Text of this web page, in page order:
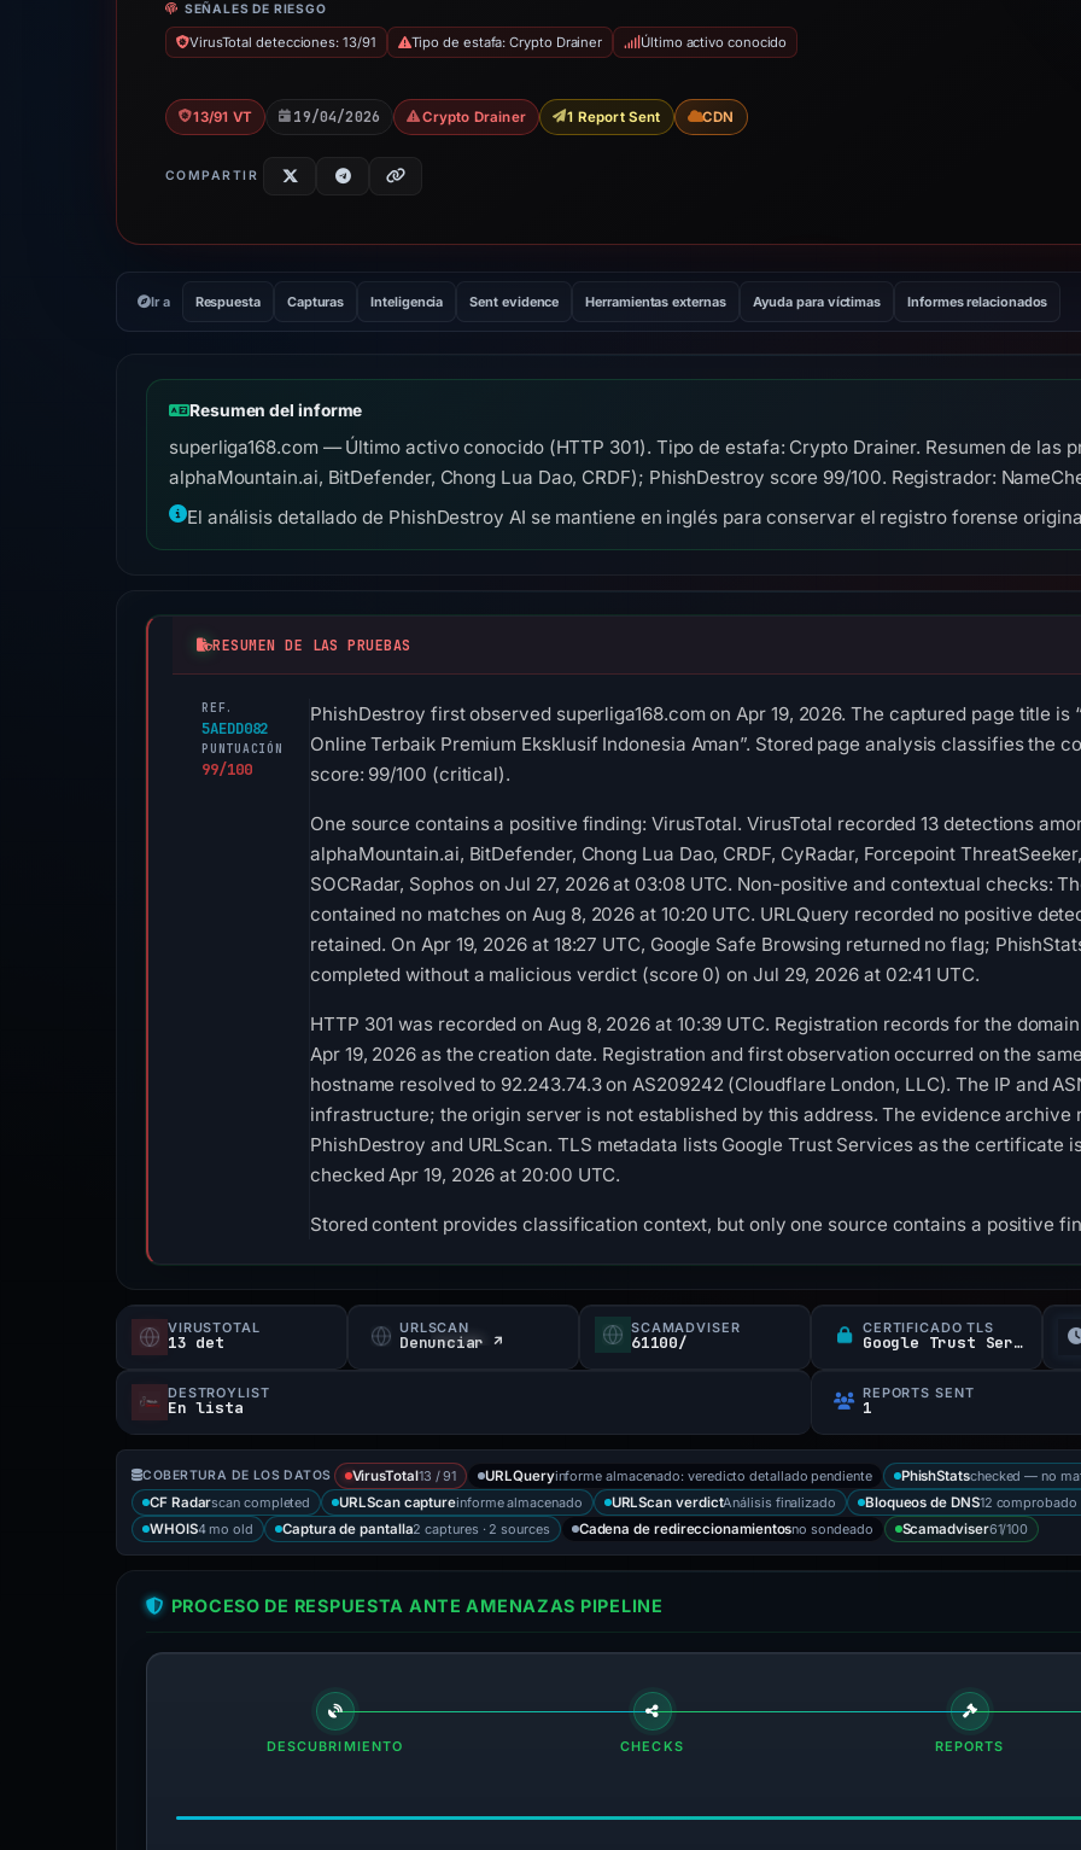
SEÑALES DE RIESGO
VirusTotal detecciones: 13/91 Tipo de estafa: Crypto Drainer Último activo conocido
13/91 VT 19/04/2026 Crypto Drainer 1 Report Sent CDN
COMPARTIR
Ir a Respuesta Capturas Inteligencia Sent evidence Herramientas externas Ayuda para víctimas Informes relacionados
Resumen del informe
superliga168.com — Último activo conocido (HTTP 301). Tipo de estafa: Crypto Drainer. Resumen de las
alphaMountain.ai, BitDefender, Chong Lua Dao, CRDF); PhishDestroy score 99/100. Registrador:
El análisis detallado de PhishDestroy AI se mantiene en inglés para conservar el registro forense
RESUMEN DE LAS PRUEBAS
REF.
5AEDD082
PUNTUACIÓN
99/100
PhishDestroy first observed superliga168.com on Apr 19, 2026. The captured page title is
Online Terbaik Premium Eksklusif Indonesia Aman”. Stored page analysis classifies the
score: 99/100 (critical).
One source contains a positive finding: VirusTotal. VirusTotal recorded 13 detections
alphaMountain.ai, BitDefender, Chong Lua Dao, CRDF, CyRadar, Forcepoint
SOCRadar, Sophos on Jul 27, 2026 at 03:08 UTC. Non-positive and contextual checks:
contained no matches on Aug 8, 2026 at 10:20 UTC. URLQuery recorded no positive
retained. On Apr 19, 2026 at 18:27 UTC, Google Safe Browsing returned no flag;
completed without a malicious verdict (score 0) on Jul 29, 2026 at 02:41 UTC.
HTTP 301 was recorded on Aug 8, 2026 at 10:39 UTC. Registration records for the
Apr 19, 2026 as the creation date. Registration and first observation occurred on the
hostname resolved to 92.243.74.3 on AS209242 (Cloudflare London, LLC). The IP and
infrastructure; the origin server is not established by this address. The evidence
PhishDestroy and URLScan. TLS metadata lists Google Trust Services as the certificate
checked Apr 19, 2026 at 20:00 UTC.
Stored content provides classification context, but only one source contains a positive
VIRUSTOTAL
13 det
URLSCAN
Denunciar ↗
SCAMADVISER
61100/
CERTIFICADO TLS
Google Trust Services
DESTROYLIST
En lista
REPORTS SENT
1
COBERTURA DE LOS DATOS VirusTotal13 / 91 URLQueryinforme almacenado: veredicto detallado pendiente PhishStatschecked — no
CF Radarscan completed URLScan captureinforme almacenado URLScan verdictAnálisis finalizado Bloqueos de DNS12
WHOIS4 mo old Captura de pantalla2 captures · 2 sources Cadena de redireccionamientosno sondeado Scamadviser61/100
PROCESO DE RESPUESTA ANTE AMENAZAS PIPELINE
DESCUBRIMIENTO CHECKS REPORTS